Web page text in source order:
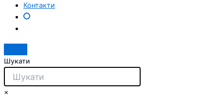
Контакти
Шукати
×